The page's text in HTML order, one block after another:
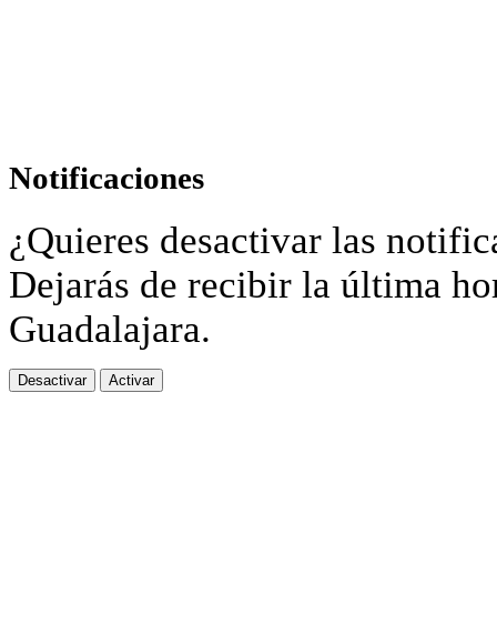
Notificaciones
¿Quieres desactivar las
Dejarás de recibir la última
Guadalajara.
Desactivar Activar